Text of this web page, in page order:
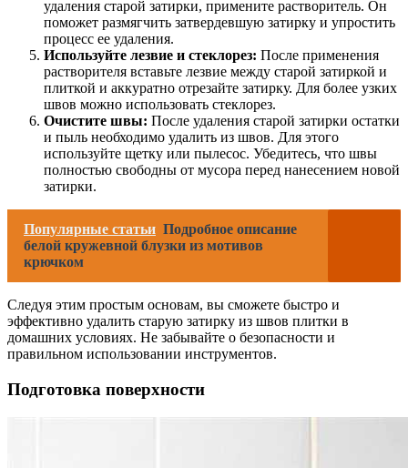
удаления старой затирки, примените растворитель. Он
поможет размягчить затвердевшую затирку и упростить
процесс ее удаления.
Используйте лезвие и стеклорез: После применения
растворителя вставьте лезвие между старой затиркой и
плиткой и аккуратно отрезайте затирку. Для более узких
швов можно использовать стеклорез.
Очистите швы: После удаления старой затирки остатки
и пыль необходимо удалить из швов. Для этого
используйте щетку или пылесос. Убедитесь, что швы
полностью свободны от мусора перед нанесением новой
затирки.
Популярные статьи Подробное описание
белой кружевной блузки из мотивов
крючком
Следуя этим простым основам, вы сможете быстро и
эффективно удалить старую затирку из швов плитки в
домашних условиях. Не забывайте о безопасности и
правильном использовании инструментов.
Подготовка поверхности